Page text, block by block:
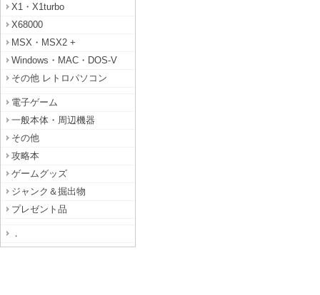
X1・X1turbo
X68000
MSX・MSX2 +
Windows・MAC・DOS-V
その他 レトロパソコン
電子ゲーム
一般本体・周辺機器
その他
攻略本
ゲームグッズ
ジャンク＆掘出物
プレゼント品
．